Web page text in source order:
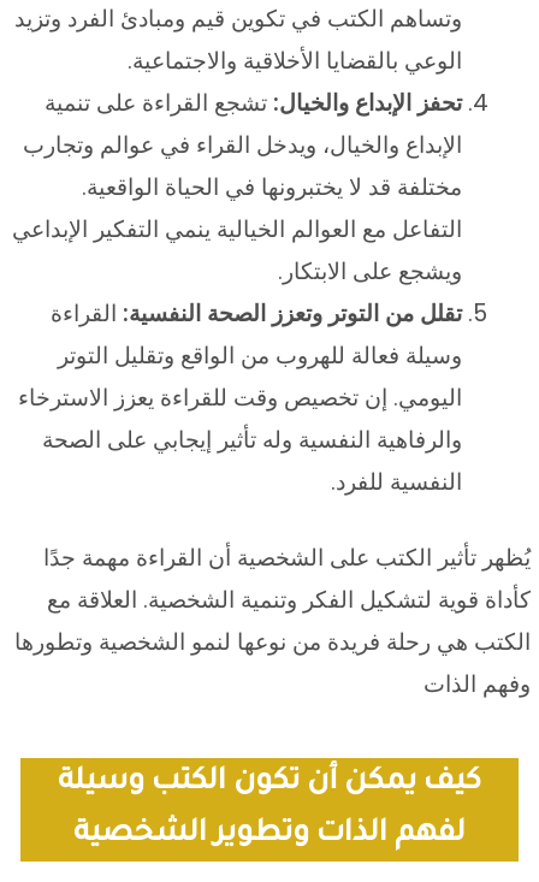
وتساهم الكتب في تكوين قيم ومبادئ الفرد وتزيد
الوعي بالقضايا الأخلاقية والاجتماعية.
تحفز الإبداع والخيال: تشجع القراءة على تنمية
الإبداع والخيال، ويدخل القراء في عوالم وتجارب
مختلفة قد لا يختبرونها في الحياة الواقعية.
التفاعل مع العوالم الخيالية ينمي التفكير الإبداعي
ويشجع على الابتكار.
تقلل من التوتر وتعزز الصحة النفسية: القراءة
وسيلة فعالة للهروب من الواقع وتقليل التوتر
اليومي. إن تخصيص وقت للقراءة يعزز الاسترخاء
والرفاهية النفسية وله تأثير إيجابي على الصحة
النفسية للفرد.
يُظهر تأثير الكتب على الشخصية أن القراءة مهمة جدًا
كأداة قوية لتشكيل الفكر وتنمية الشخصية. العلاقة مع
الكتب هي رحلة فريدة من نوعها لنمو الشخصية وتطورها
وفهم الذات
كيف يمكن أن تكون الكتب وسيلة
لفهم الذات وتطوير الشخصية